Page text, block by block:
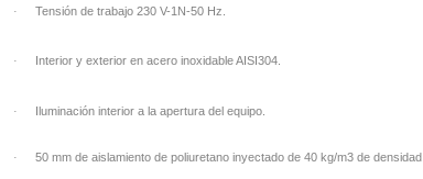
· Tensión de trabajo 230 V-1N-50 Hz.
· Interior y exterior en acero inoxidable AISI304.
· Iluminación interior a la apertura del equipo.
· 50 mm de aislamiento de poliuretano inyectado de 40 kg/m3 de densidad.